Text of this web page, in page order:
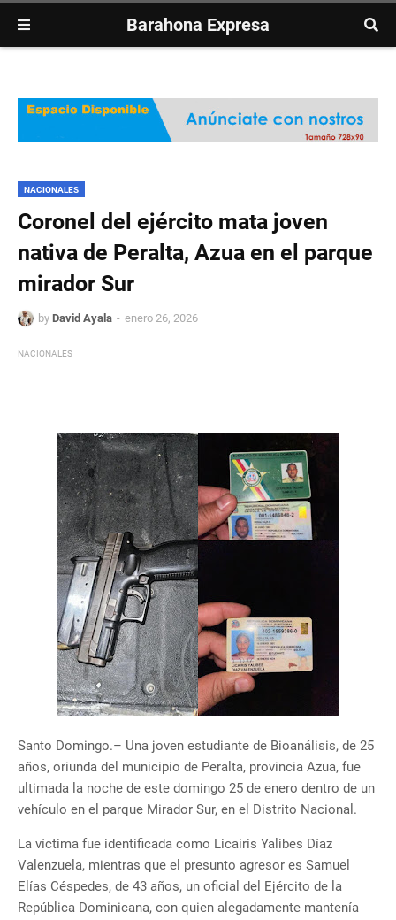
Barahona Expresa
NACIONALES
Coronel del ejército mata joven
nativa de Peralta, Azua en el parque
mirador Sur
by David Ayala enero 26, 2026
NACIONALES
Santo Domingo.– Una joven estudiante de Bioanálisis, de 25
años, oriunda del municipio de Peralta, provincia Azua, fue
ultimada la noche de este domingo 25 de enero dentro de un
vehículo en el parque Mirador Sur, en el Distrito Nacional.
La víctima fue identificada como Licairis Yalibes Díaz
Valenzuela, mientras que el presunto agresor es Samuel
Elías Céspedes, de 43 años, un oficial del Ejército de la
República Dominicana, con quien alegadamente mantenía